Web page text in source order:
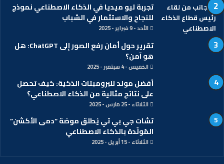
تجربة ليو ميديا في الذكاء الاصطناعي نموذج
للنجاح والاستثمار في الشباب
الأحد - 9 فبراير - 2025
تقرير حول أمان رفع الصور إلى ChatGPT: هل
هو آمن؟
الخميس - 4 سبتمبر - 2025
أفضل مولد للبرومبتات الذكية: كيف تحصل
على نتائج مثالية من الذكاء الاصطناعي؟
الثلاثاء - 25 مارس - 2025
تشات جي بي تي يُطلق موضة “دمى الأكشن”
المُولّدة بالذكاء الاصطناعي
الثلاثاء - 15 أبريل - 2025